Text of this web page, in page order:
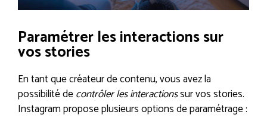
Paramétrer les interactions sur
vos stories
En tant que créateur de contenu, vous avez la
possibilité decontrôler les interactionssur vos stories.
Instagram propose plusieurs options de paramétrage :